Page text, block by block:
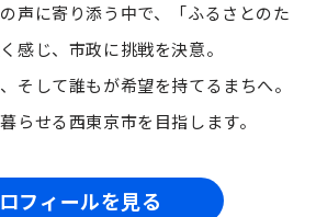
声に寄り添う中で、「ふるさとのた
感じ、市政に挑戦を決意。
そして誰もが希望を持てるまちへ。
らせる西東京市を目指します。
フィールを見る